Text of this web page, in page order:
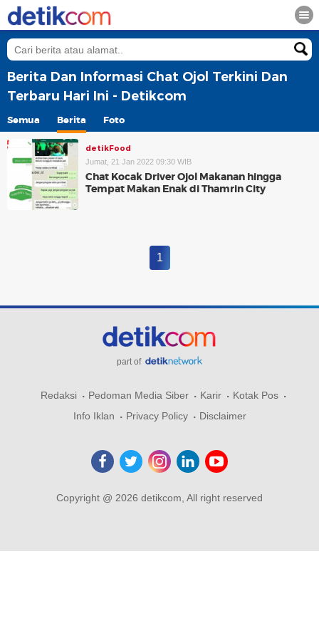
Berita Dan Informasi Chat Ojol Terkini Dan
Terbaru Hari Ini - Detikcom
Semua Berita Foto
detikFood
Jumat, 21 Jan 2022 09:30 WIB
Chat Kocak Driver Ojol Makanan hingga
Tempat Makan Enak di Thamrin City
1
part of
Redaksi Pedoman Media Siber Karir
Kotak Pos
Info Iklan
Privacy Policy Disclaimer
Copyright @ 2026 detikcom, All right reserved